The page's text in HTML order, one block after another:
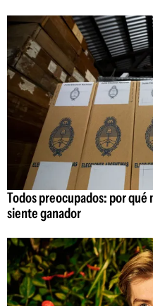
Todos preocupados: por
siente ganador